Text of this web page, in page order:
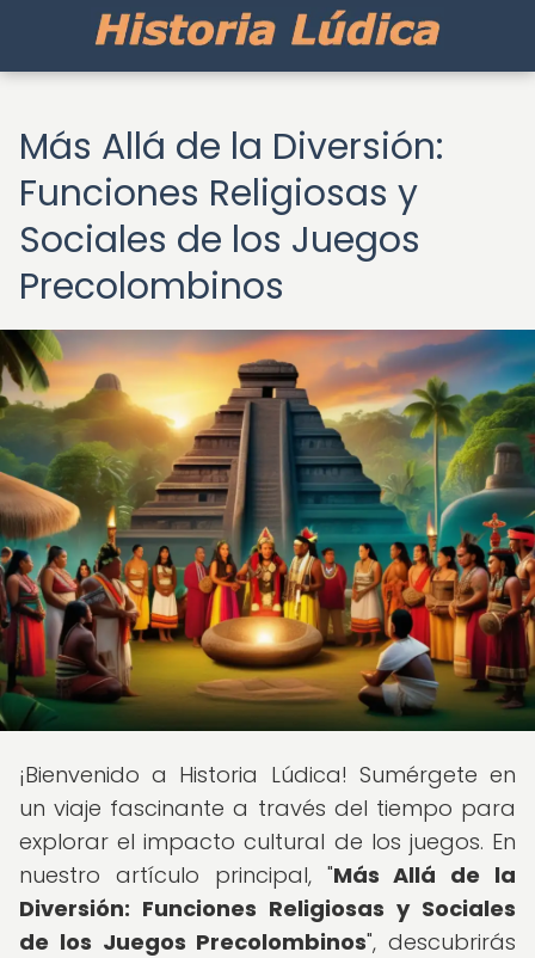
Más Allá de la Diversión:
Funciones Religiosas y
Sociales de los Juegos
Precolombinos
¡Bienvenido a Historia Lúdica! Sumérgete en
un viaje fascinante a través del tiempo para
explorar el impacto cultural de los juegos. En
nuestro artículo principal, "Más Allá de la
Diversión: Funciones Religiosas y Sociales
de los Juegos Precolombinos", descubrirás